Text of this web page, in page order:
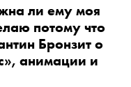
ли ему моя
потому что
Бронзит о
анимации и